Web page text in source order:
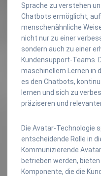
Sprache zu verstehen
Chatbots ermöglicht,
menschenähnliche
nicht nur zu einer
sondern auch zu einer
Kundensupport-Teams.
maschinellem Lernen in
es den Chatbots,
lernen und sich zu
präziseren und
Die Avatar-Technologie
entscheidende Rolle in
Kommunizierende
betrieben werden,
Komponente, die die